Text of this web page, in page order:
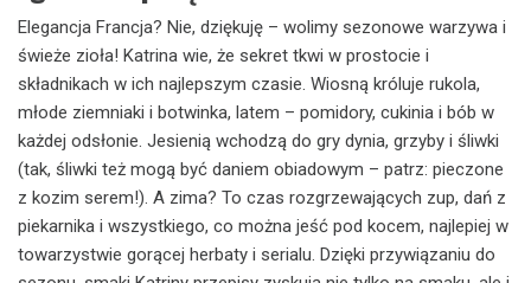
Elegancja Francja? Nie, dziękuję – wolimy sezonowe warzywa i
świeże zioła! Katrina wie, że sekret tkwi w prostocie i
składnikach w ich najlepszym czasie. Wiosną króluje rukola,
młode ziemniaki i botwinka, latem – pomidory, cukinia i bób w
każdej odsłonie. Jesienią wchodzą do gry dynia, grzyby i śliwki
(tak, śliwki też mogą być daniem obiadowym – patrz: pieczone
z kozim serem!). A zima? To czas rozgrzewających zup, dań z
piekarnika i wszystkiego, co można jeść pod kocem, najlepiej w
towarzystwie gorącej herbaty i serialu. Dzięki przywiązaniu do